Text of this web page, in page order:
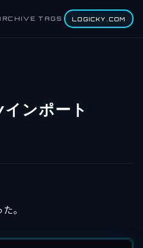
TAGS LOGICKY.COM
ンポート
。